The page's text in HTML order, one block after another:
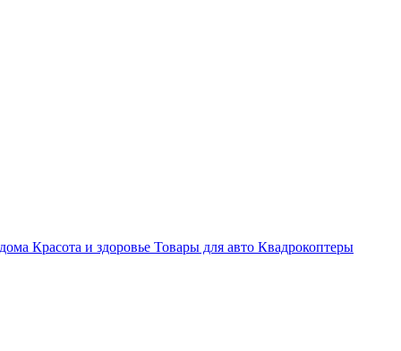
Красота и здоровье Товары для авто Квадрокоптеры